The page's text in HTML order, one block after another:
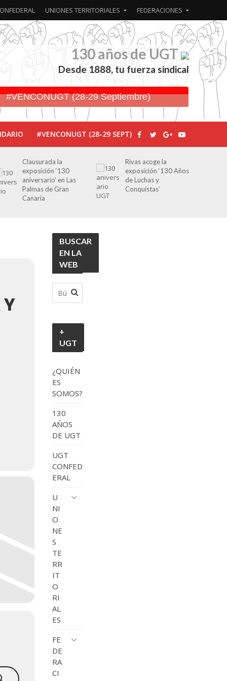
UNIONES TERRITORIALES FEDERACIONES
130 años de UGT
Desde 1888, tu fuerza sindical
#VENCONUGT (28-29 Septiembre)
#VENCONUGT (28-29 SEPT)
la
‘130
en Las
de Gran
Rivas acoge la
exposición ‘130 Años
de Luchas y
Conquistas’
BUSCAR
EN LA
WEB
+
UGT
¿QUIÉN
ES
SOMOS?
130
AÑOS
DE UGT
UGT
CONFED
ERAL
U
NI
O
NE
S
TE
RR
IT
O
RI
AL
ES
FE
DE
RA
CI